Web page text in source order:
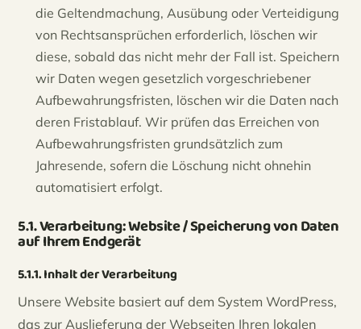
die Geltendmachung, Ausübung oder Verteidigung
von Rechtsansprüchen erforderlich, löschen wir
diese, sobald das nicht mehr der Fall ist. Speichern
wir Daten wegen gesetzlich vorgeschriebener
Aufbewahrungsfristen, löschen wir die Daten nach
deren Fristablauf. Wir prüfen das Erreichen von
Aufbewahrungsfristen grundsätzlich zum
Jahresende, sofern die Löschung nicht ohnehin
automatisiert erfolgt.
5.1. Verarbeitung: Website / Speicherung von Daten
auf Ihrem Endgerät
5.1.1. Inhalt der Verarbeitung
Unsere Website basiert auf dem System WordPress,
das zur Auslieferung der Webseiten Ihren lokalen